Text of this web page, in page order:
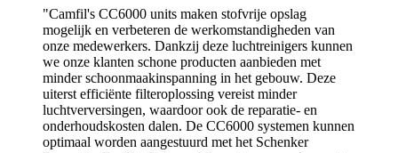
Camfil's CC6000 units maken stofvrije opslag
mogelijk en verbeteren de werkomstandigheden van
onze medewerkers. Dankzij deze luchtreinigers kunnen
we onze klanten schone producten aanbieden met
minder schoonmaakinspanning in het gebouw. Deze
uiterst efficiënte filteroplossing vereist minder
luchtverversingen, waardoor ook de reparatie- en
onderhoudskosten dalen. De CC6000 systemen kunnen
optimaal worden aangestuurd met het Schenker